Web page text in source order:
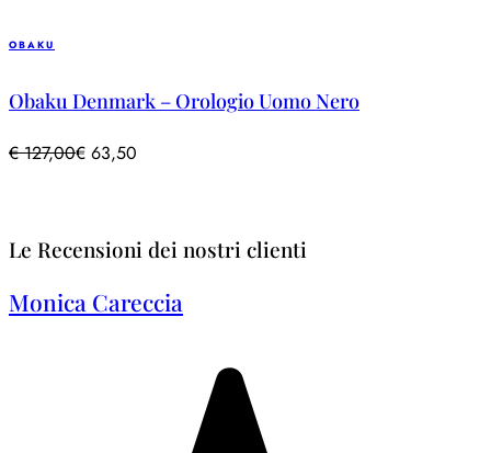
OBAKU
Obaku Denmark – Orologio Uomo Nero
€127,00€ 63,50
Le Recensioni dei nostri clienti
Monica Careccia